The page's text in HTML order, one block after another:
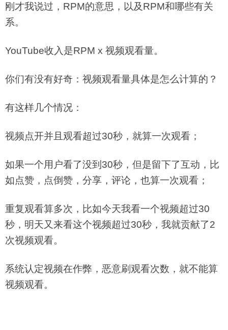
刚才我说过，RPM的意思，以及RPM和哪些有关
系。
YouTube收入是RPM x 视频观看量。
你们有没有好奇：视频观看量具体是怎么计算的？
有这样几个情况：
视频点开并且观看超过30秒，就算一次观看；
如果一个用户看了没到30秒，但是留下了互动，比
如点赞，点倒赞，分享，评论，也算一次观看；
重复观看算多次，比如今天我看一个视频超过30
秒，明天又来看这个视频超过30秒，我就贡献了2
次视频观看。
系统认定视频在作弊，恶意刷观看次数，就不能算
视频观看。